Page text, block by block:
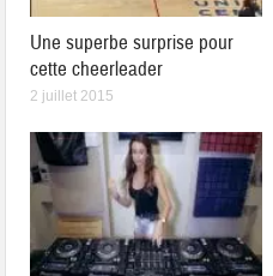
Une superbe surprise pour
cette cheerleader
2 juillet 2015